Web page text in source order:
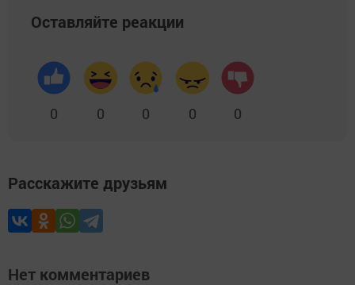
Оставляйте реакции
0 0 0 0 0
Расскажите друзьям
Нет комментариев